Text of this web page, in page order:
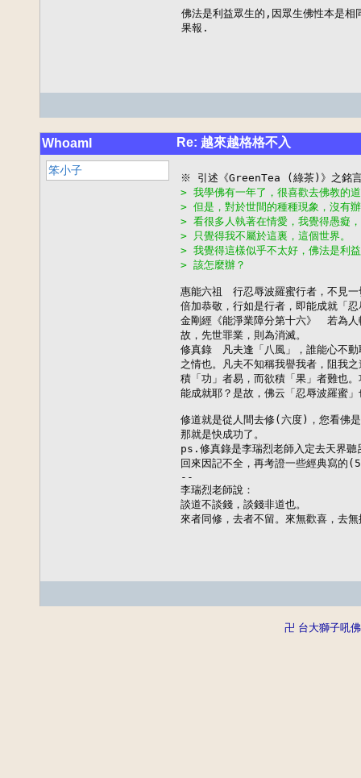
佛法是利益眾生的,因眾生佛性本是
果報.
WhoamI Re: 越來越格格不入
笨小子
> 我學佛有一年了，很喜歡去佛教的
> 但是，對於世間的種種現象，沒有
> 看很多人執著在情愛，我覺得愚癡
> 只覺得我不屬於這裏，這個世界。
> 我覺得這樣似乎不太好，佛法是利
> 該怎麼辦？
惠能六祖　行忍辱波羅蜜行者，不見
倍加恭敬，行如是行者，即能成就「
金剛經《能淨業障分第十六》　若為
故，先世罪業，則為消滅。
修真錄　凡夫逢「八風」，誰能心不
之情也。凡夫不知稱我譽我者，阻我
積「功」者易，而欲積「果」者難也
能成就耶？是故，佛云「忍辱波羅蜜」
修道就是從人間去修(六度)，您看佛
那就是快成功了。
ps.修真錄是李瑞烈老師入定去天界
回來因記不全，再考證一些經典寫的
--
李瑞烈老師說：
談道不談錢，談錢非道也。
來者同修，去者不留。來無歡喜，去無
卍 台大獅子吼